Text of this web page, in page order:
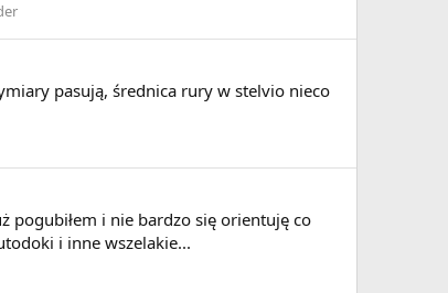
pasują, średnica rury w stelvio nieco
pogubiłem i nie bardzo się orientuję co
i inne wszelakie...